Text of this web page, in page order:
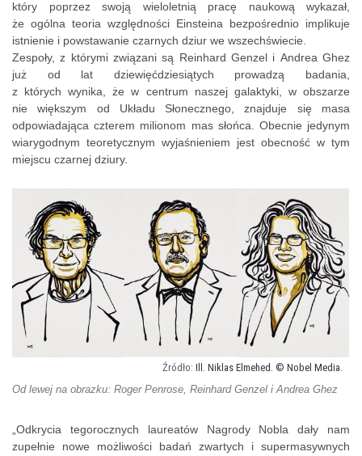
który poprzez swoją wieloletnią pracę naukową wykazał,
że ogólna teoria względności Einsteina bezpośrednio implikuje
istnienie i powstawanie czarnych dziur we wszechświecie.
Zespoły, z którymi związani są Reinhard Genzel i Andrea Ghez
już od lat dziewięćdziesiątych prowadzą badania,
z których wynika, że w centrum naszej galaktyki, w obszarze
nie większym od Układu Słonecznego, znajduje się masa
odpowiadająca czterem milionom mas słońca. Obecnie jedynym
wiarygodnym teoretycznym wyjaśnieniem jest obecność w tym
miejscu czarnej dziury.
Ill. Niklas Elmehed. © Nobel Media.
Od lewej na obrazku: Roger Penrose, Reinhard Genzel i Andrea Ghez
„Odkrycia tegorocznych laureatów Nagrody Nobla dały nam
zupełnie nowe możliwości badań zwartych i supermasywnych